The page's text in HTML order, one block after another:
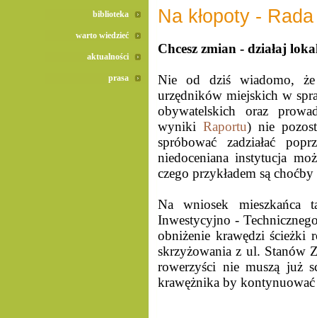
Na kłopoty -
Chcesz zmian - działaj
Nie od dziś wiadomo,
urzędników miejskich w
obywatelskich oraz
wyniki Raportu) nie
spróbować zadziałać
niedoceniana instytucja
czego przykładem są
Na wniosek mieszkańca
Inwestycyjno -
obniżenie krawędzi ścieżki
skrzyżowania z ul. Stanów
rowerzyści nie muszą już
krawężnika by
biblioteka
warto wiedzieć
aktualności
prasa